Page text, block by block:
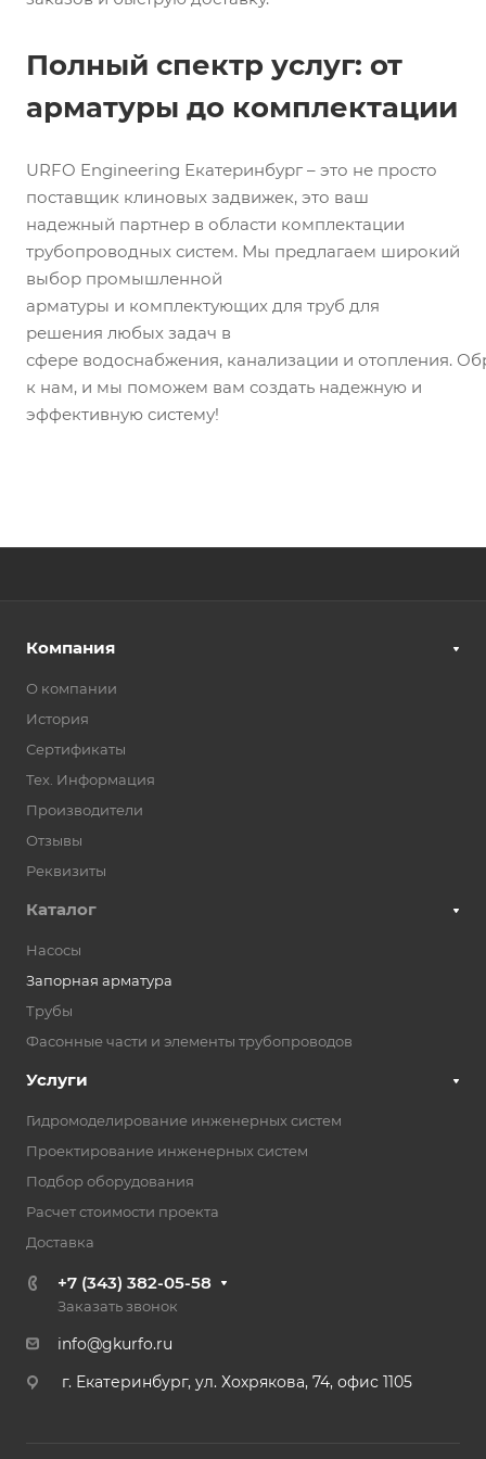
Полный спектр услуг: от
арматуры до комплектации
URFO Engineering Екатеринбург – это не просто
поставщик клиновых задвижек, это ваш
надежный партнер в области комплектации
трубопроводных систем. Мы предлагаем широкий
выбор промышленной
арматуры и комплектующих для труб для
решения любых задач в
сфере водоснабжения, канализации и отопления.
к нам, и мы поможем вам создать надежную и
эффективную систему!
Компания
О компании
История
Сертификаты
Тех. Информация
Производители
Отзывы
Реквизиты
Каталог
Насосы
Запорная арматура
Трубы
Фасонные части и элементы трубопроводов
Услуги
Гидромоделирование инженерных систем
Проектирование инженерных систем
Подбор оборудования
Расчет стоимости проекта
Доставка
+7 (343) 382-05-58
Заказать звонок
info@gkurfo.ru
г. Екатеринбург, ул. Хохрякова, 74, офис 1105